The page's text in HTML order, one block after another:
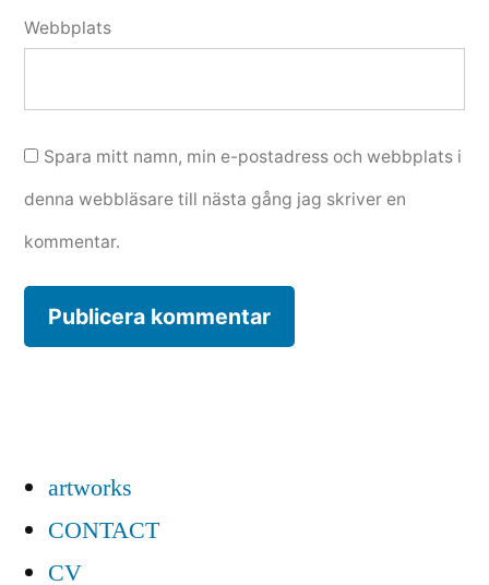
Webbplats
Spara mitt namn, min e-postadress och webbplats i
denna webbläsare till nästa gång jag skriver en
kommentar.
artworks
CONTACT
CV